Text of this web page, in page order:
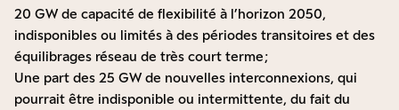
20 GW de capacité de flexibilité à l’horizon 2050,
indisponibles ou limités à des périodes transitoires et des
équilibrages réseau de très court terme ;
Une part des 25 GW de nouvelles interconnexions, qui
pourrait être indisponible ou intermittente, du fait du